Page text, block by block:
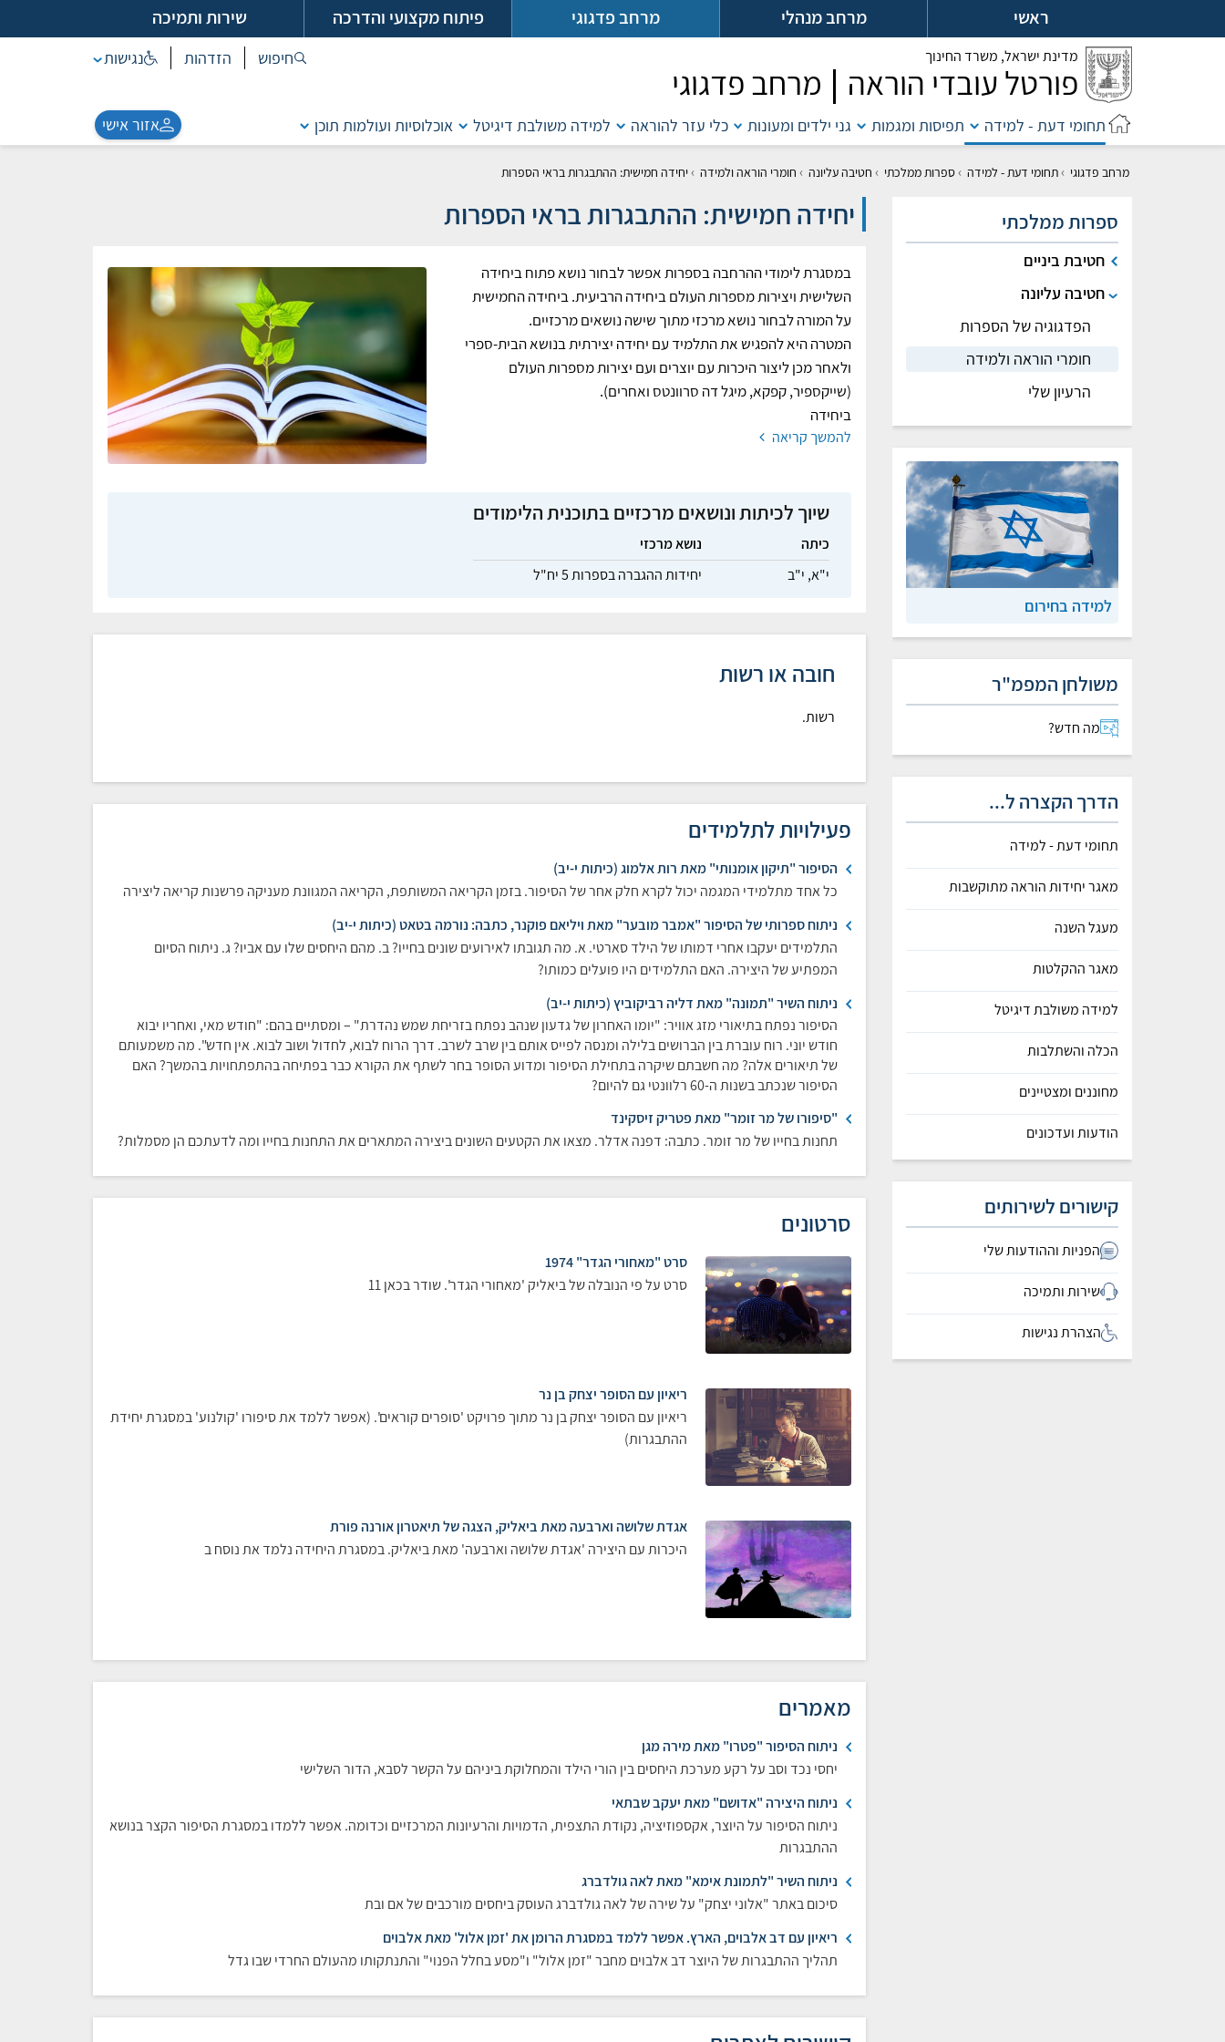
אל
ראשי מרחב מנהלי מרחב פדגוגי פיתוח מקצועי והדרכה שירות ותמיכה
מדינת ישראל, משרד החינוך
פורטל עובדי הוראה מרחב פדגוגי
חיפוש הזדהות נגישות
תחומי דעת - למידה תפיסות ומגמות גני ילדים ומעונות כלי עזר להוראה למידה משולבת דיגיטל אוכלוסיות ועולמות תוכן אזור אישי
מרחב פדגוגי ›תחומי דעת - למידה ›ספרות ממלכתי › חטיבה עליונה › חומרי הוראה ולמידה ›יחידה חמישית: ההתבגרות בראי הספרות
יחידה חמישית: ההתבגרות בראי הספרות
במסגרת לימודי ההרחבה בספרות אפשר לבחור נושא פתוח ביחידה
השלישית ויצירות מספרות העולם ביחידה הרביעית. ביחידה החמישית
על המורה לבחור נושא מרכזי מתוך שישה נושאים מרכזיים.
המטרה היא להפגיש את התלמיד עם יחידה יצירתית בנושא הבית-ספרי
ולאחר מכן ליצור היכרות עם יוצרים ועם יצירות מספרות העולם
(שייקספיר, קפקא, מיגל דה סרוונטס ואחרים).
ביחידה
להמשך קריאה
שיוך לכיתות ונושאים מרכזיים בתוכנית הלימודים
כיתה
נושא מרכזי
י"א, י"ב יחידות ההגברה בספרות 5 יח"ל
חובה או רשות
רשות.
פעילויות לתלמידים
הסיפור "תיקון אומנותי" מאת רות אלמוג (כיתות י-יב)
כל אחד מתלמידי המגמה יכול לקרא חלק אחר של הסיפור. בזמן הקריאה המשותפת, הקריאה המגוונת מעניקה פרשנות קריאה ליצירה
ניתוח ספרותי של הסיפור "אמבר מובער" מאת ויליאם פוקנר, כתבה: נורמה בטאט (כיתות י-יב)
התלמידים יעקבו אחרי דמותו של הילד סארטי. א. מה תגובתו לאירועים שונים בחייו? ב. מהם היחסים שלו עם אביו? ג. ניתוח הסיום
המפתיע של היצירה. האם התלמידים היו פועלים כמותו?
ניתוח השיר "תמונה" מאת דליה רביקוביץ (כיתות י-יב)
הסיפור נפתח בתיאורי מזג אוויר: "יומו האחרון של גדעון שנהב נפתח בזריחת שמש נהדרת" – ומסתיים בהם: "חודש מאי, ואחריו יבוא
חודש יוני. רוח עוברת בין הברושים בלילה ומנסה לפייס אותם בין שרב לשרב. דרך הרוח לבוא, לחדול ושוב לבוא. אין חדש". מה משמעותם
של תיאורים אלה? מה חשבתם שיקרה בתחילת הסיפור ומדוע הסופר בחר לשתף את הקורא כבר בפתיחה בהתפתחויות בהמשך? האם
הסיפור שנכתב בשנות ה-60 רלוונטי גם להיום?
"סיפורו של מר זומר" מאת פטריק זיסקינד
תחנות בחייו של מר זומר. כתבה: דפנה אדלר. מצאו את הקטעים השונים ביצירה המתארים את התחנות בחייו ומה לדעתכם הן מסמלות?
סרטונים
סרט "מאחורי הגדר" 1974
סרט על פי הנובלה של ביאליק 'מאחורי הגדר'. שודר בכאן 11
ריאיון עם הסופר יצחק בן נר
ריאיון עם הסופר יצחק בן נר מתוך פרויקט 'סופרים קוראים'. (אפשר ללמד את סיפורו 'קולנוע' במסגרת יחידת
ההתבגרות)
אגדת שלושה וארבעה מאת ביאליק, הצגה של תיאטרון אורנה פורת
היכרות עם היצירה 'אגדת שלושה וארבעה' מאת ביאליק. במסגרת היחידה נלמד את נוסח ב
מאמרים
ניתוח הסיפור "פטרו" מאת מירה מגן
יחסי נכד וסב על רקע מערכת היחסים בין הורי הילד והמחלוקת ביניהם על הקשר לסבא, הדור השלישי
ניתוח היצירה "אדושם" מאת יעקב שבתאי
ניתוח הסיפור על היוצר, אקספוזיציה, נקודת התצפית, הדמויות והרעיונות המרכזיים וכדומה. אפשר ללמדו במסגרת הסיפור הקצר בנושא
ההתבגרות
ניתוח השיר "לתמונת אימא" מאת לאה גולדברג
סיכום באתר "אלוני יצחק" על שירה של לאה גולדברג העוסק ביחסים מורכבים של אם ובת
ריאיון עם דב אלבוים, הארץ. אפשר ללמד במסגרת הרומן את 'זמן אלול' מאת אלבוים
תהליך ההתבגרות של היוצר דב אלבוים מחבר "זמן אלול" ו"מסע בחלל הפנוי" והתנתקותו מהעולם החרדי שבו גדל
ספרות ממלכתי
חטיבת ביניים
חטיבה עליונה
הפדגוגיה של הספרות
חומרי הוראה ולמידה
הרעיון שלי
למידה בחירום
משולחן המפמ"ר
מה חדש?
הדרך הקצרה ל...
תחומי דעת - למידה
מאגר יחידות הוראה מתוקשבות
מעגל השנה
מאגר ההקלטות
למידה משולבת דיגיטל
הכלה והשתלבות
מחוננים ומצטיינים
הודעות ועדכונים
קישורים לשירותים
הפניות וההודעות שלי
שירות ותמיכה
הצהרת נגישות